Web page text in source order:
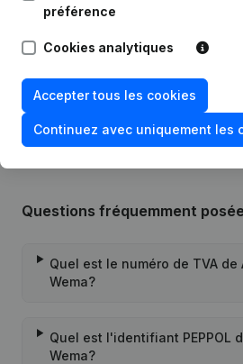
04-01-2019
Rubrique
Personne
Succursale,
Questions fréquemment
Quel est le numéro de TVA
Wema?
Quel est l'identifiant PEPPOL
Wema?
préférence
Cookies analytiques
Accepter tous les cookies
Continuez avec uniquement les